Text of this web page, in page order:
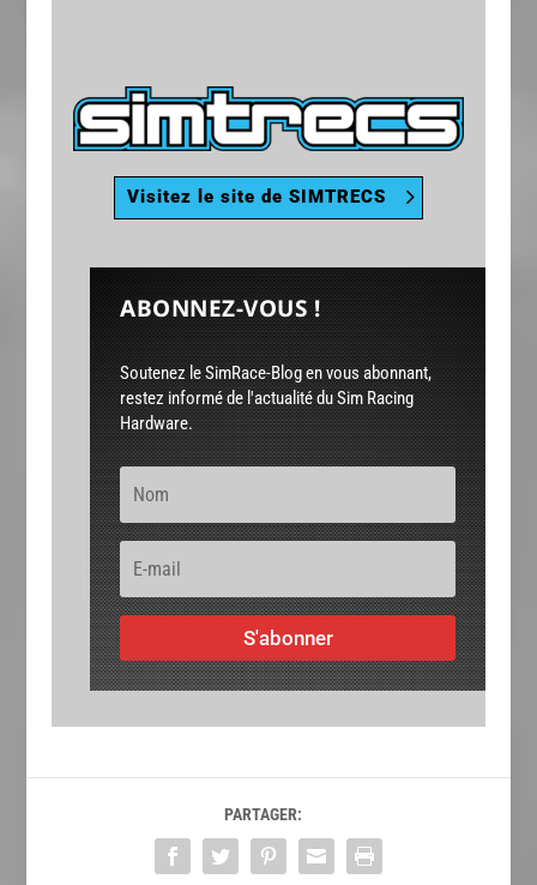
Visitez le site de SIMTRECS
ABONNEZ-VOUS !
Soutenez le SimRace-Blog en vous abonnant,
restez informé de l'actualité du Sim Racing
Hardware.
S'abonner
PARTAGER: